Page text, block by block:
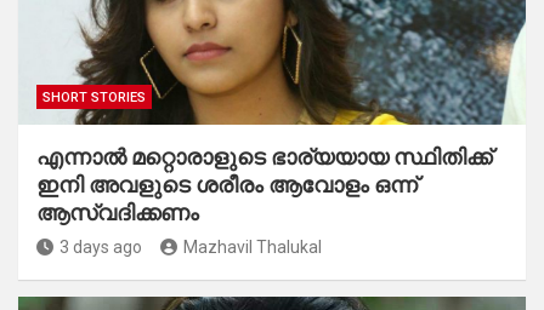
SHORT STORIES
എന്നാൽ മറ്റൊരാളുടെ ഭാര്യയായ സ്ഥിതിക്ക്
ഇനി അവളുടെ ശരീരം ആവോളം ഒന്ന്
ആസ്വദിക്കണം
3 days ago Mazhavil Thalukal